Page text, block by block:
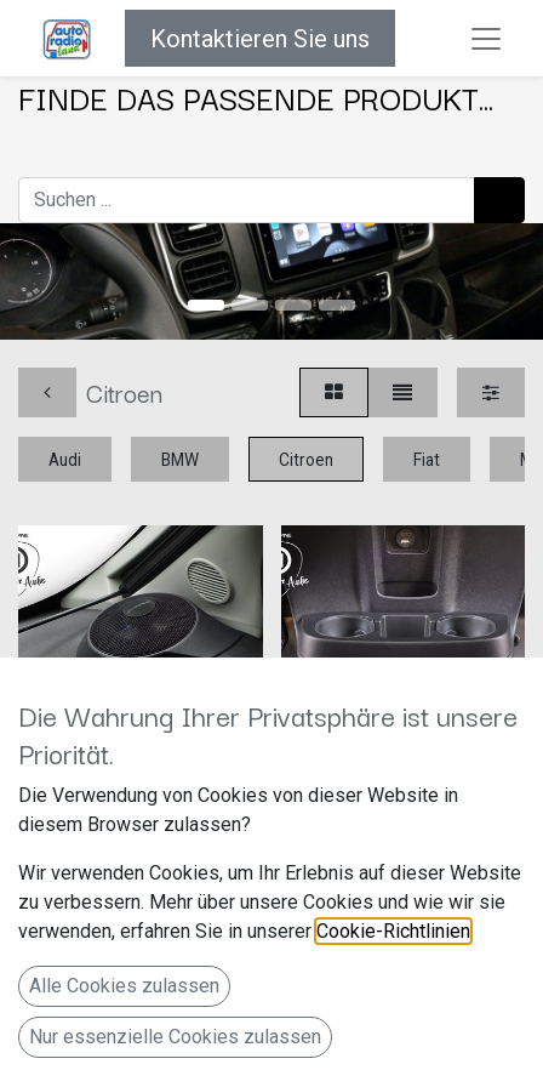
Kontaktieren Sie uns
FINDE DAS PASSENDE PRODUKT...
Citroen
Audi BMW Citroen Fiat
Alpine SPC-R100-DU
Hersteller: Alpine
Artikelnummer: SPC-R100-DU
Ohmstr. 4
85716 Unterschleißheim
Deutschland www.alpine.de
Stage 1: Das Companion
Ensemble mit 12 cm Radial On-
Dash Breitbandlautsprecher für
Fiat Ducato 3
319,00
Alpine SWC-D84S
Ohmstr. 4
85716 Unterschleißheim
Deutschland www.alpine.de
für Fiat Ducato 3
429,00
Die Wahrung Ihrer Privatsphäre ist unsere
Priorität.
Die Verwendung von Cookies von dieser Website in
diesem Browser zulassen?
Wir verwenden Cookies, um Ihr Erlebnis auf dieser Website
zu verbessern. Mehr über unsere Cookies und wie wir sie
verwenden, erfahren Sie in unserer Cookie-Richtlinien
Alle Cookies zulassen
Nur essenzielle Cookies zulassen